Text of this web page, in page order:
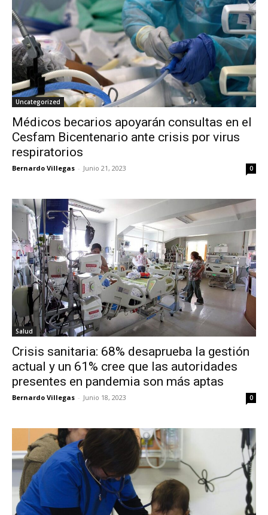
Uncategorized
Médicos becarios apoyarán consultas en el
Cesfam Bicentenario ante crisis por virus
respiratorios
Bernardo Villegas - Junio 21, 2023 0
Salud
Crisis sanitaria: 68% desaprueba la gestión
actual y un 61% cree que las autoridades
presentes en pandemia son más aptas
Bernardo Villegas - Junio 18, 2023 0